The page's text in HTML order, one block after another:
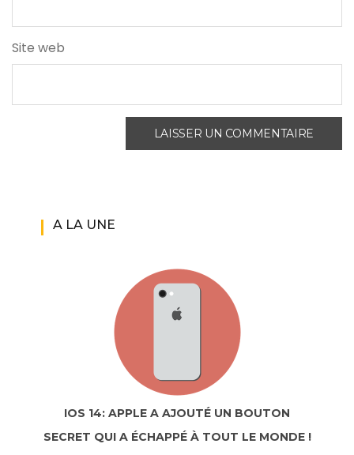
Site web
A LA UNE
IOS 14: APPLE A AJOUTÉ UN BOUTON
SECRET QUI A ÉCHAPPÉ À TOUT LE MONDE !